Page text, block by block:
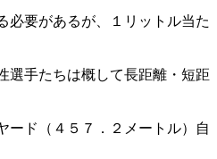
必要があるが、１リットル当た
選手たちは概して長距離・短距
ード（４５７．２メートル）自